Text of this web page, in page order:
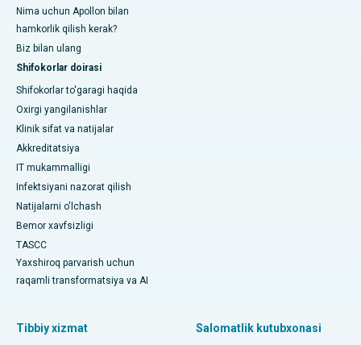
Nima uchun Apollon bilan
hamkorlik qilish kerak?
Biz bilan ulang
Shifokorlar doirasi
Shifokorlar to'garagi haqida
Oxirgi yangilanishlar
Klinik sifat va natijalar
Akkreditatsiya
IT mukammalligi
Infektsiyani nazorat qilish
Natijalarni o'lchash
Bemor xavfsizligi
TASCC
Yaxshiroq parvarish uchun
raqamli transformatsiya va AI
Tibbiy xizmat Salomatlik kutubxonasi